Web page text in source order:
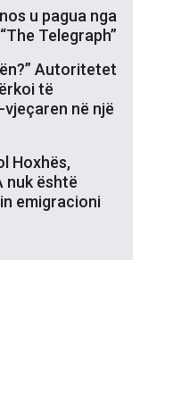
u pagua nga
Telegraph”
Autoritetet
të
në një
Hoxhës,
nuk është
emigracioni